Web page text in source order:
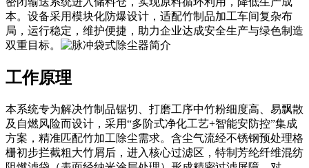
本。设备采用模块化防爆设计，适配竹制品加工车间复杂布
局，运行稳定，维护便捷，助力企业达成安全生产与绿色制造
双重目标。
工作原理
本系统专为解决竹制品锯切、打磨工序中竹粉细度高、易飘散
及自燃风险而设计，采用“多阶式净化工艺+智能安防控”集成
方案，精准匹配竹加工除尘需求。含尘气流经不锈钢预处理格
栅初步拦截粗大竹屑后，进入核心过滤区，特制芳纶纤维混纺